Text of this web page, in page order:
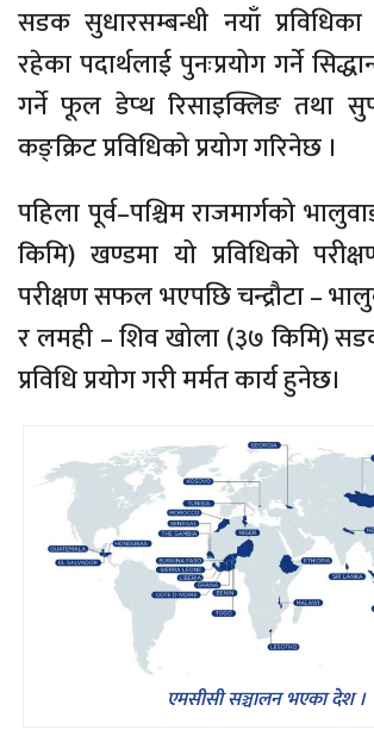
सडक सुधारसम्बन्धी नयाँ
रहेका पदार्थलाई पुनःप्रयोग गर्ने
गर्ने फूल डेप्थ रिसाइक्लिङ तथा
कङ्क्रिट प्रविधिको प्रयोग गरिनेछ ।
पहिला पूर्व–पश्चिम राजमार्गको
किमि) खण्डमा यो प्रविधिको
परीक्षण सफल भएपछि चन्द्रौटा –
र लमही – शिव खोला (३७ किमि)
प्रविधि प्रयोग गरी मर्मत कार्य हुनेछ।
एमसीसी सञ्चालन भएका देश ।